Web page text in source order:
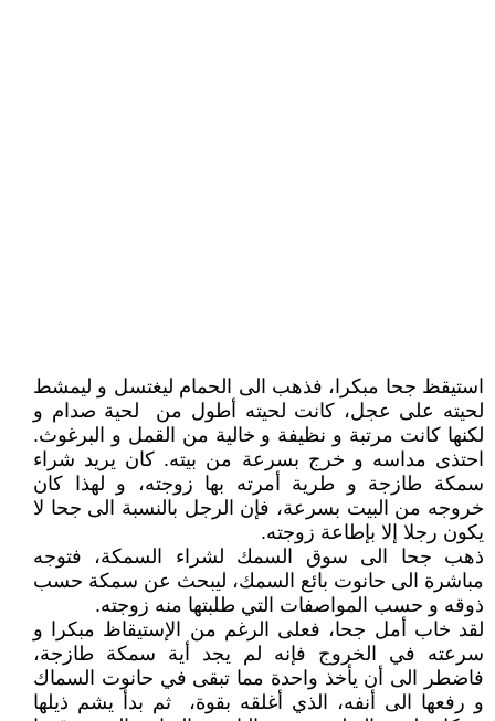
استيقظ جحا مبكرا، فذهب الى الحمام ليغتسل و ليمشط
لحيته على عجل، كانت لحيته أطول من لحية صدام و
لكنها كانت مرتبة و نظيفة و خالية من القمل و البرغوث.
احتذى مداسه و خرج بسرعة من بيته. كان يريد شراء
سمكة طازجة و طرية أمرته بها زوجته، و لهذا كان
خروجه من البيت بسرعة، فإن الرجل بالنسبة الى جحا لا
يكون رجلا إلا بإطاعة زوجته.
ذهب جحا الى سوق السمك لشراء السمكة، فتوجه
مباشرة الى حانوت بائع السمك، ليبحث عن سمكة حسب
ذوقه و حسب المواصفات التي طلبتها منه زوجته.
لقد خاب أمل جحا، فعلى الرغم من الإستيقاظ مبكرا و
سرعته في الخروج فإنه لم يجد أية سمكة طازجة،
فاضطر الى أن يأخذ واحدة مما تبقى في حانوت السماك
و رفعها الى أنفه، الذي أغلقه بقوة، ثم بدأ يشم ذيلها